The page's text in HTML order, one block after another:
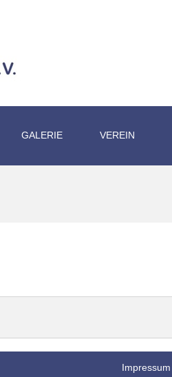
GALERIE VEREIN
Impressum